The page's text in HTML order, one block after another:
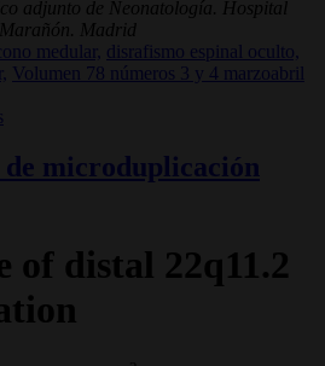
adjunto de Neonatología. Hospital
Madrid
medular,
disrafismo espinal oculto,
Volumen 78 números 3 y 4 marzoabril
microduplicación
of distal 22q11.2